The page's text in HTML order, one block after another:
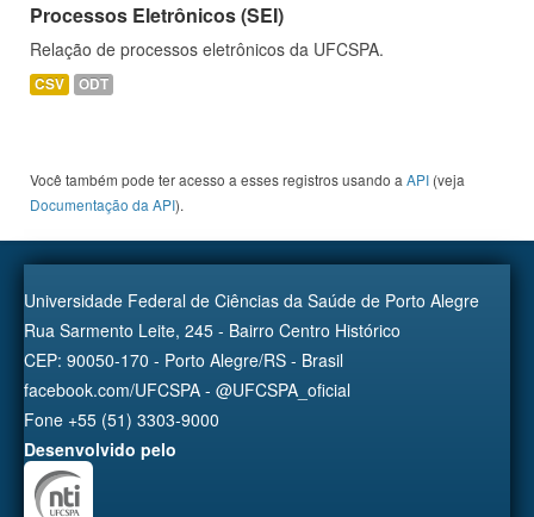
Processos Eletrônicos (SEI)
Relação de processos eletrônicos da UFCSPA.
CSV ODT
Você também pode ter acesso a esses registros usando a API (veja
Documentação da API).
Universidade Federal de Ciências da Saúde de Porto Alegre
Rua Sarmento Leite, 245 - Bairro Centro Histórico
CEP: 90050-170 - Porto Alegre/RS - Brasil
facebook.com/UFCSPA - @UFCSPA_oficial
Fone +55 (51) 3303-9000
Desenvolvido pelo